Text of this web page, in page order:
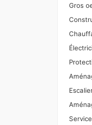
Gros